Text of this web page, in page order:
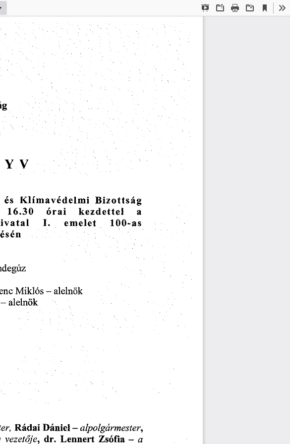
Presentation
OpenPrint Download
Current
View
és Klímavédelmi Bizottság
16.30 órai kezdettel
a
I. emelet
100-as
Miklós - alelnök
- alelnök
Rádai Dániel - alpolgármester,
vezetője, dr. Lennert Zsófia - a